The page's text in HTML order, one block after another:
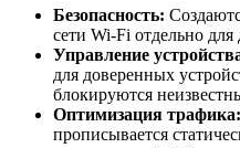
Безопасность:
сети Wi-Fi отдельно
Управление
для доверенных
блокируются
Оптимизация трафика:
прописывается